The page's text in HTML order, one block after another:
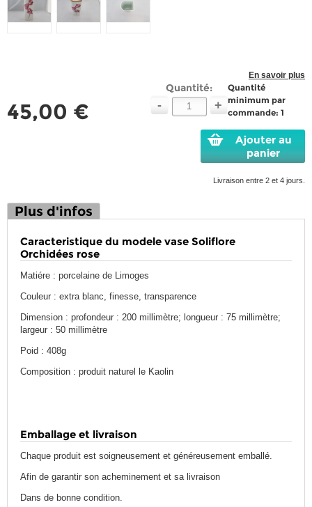
En savoir plus
45,00 €
Quantité:
- +
Quantité
minimum par
commande: 1
Ajouter au
panier
Livraison entre 2 et 4 jours.
Plus d'infos
Caracteristique du modele vase Soliflore
Orchidées rose
Matiére : porcelaine de Limoges
Couleur : extra blanc, finesse, transparence
Dimension : profondeur : 200 millimètre; longueur : 75 millimètre;
largeur : 50 millimètre
Poid : 408g
Composition : produit naturel le Kaolin
Emballage et livraison
Chaque produit est soigneusement et généreusement emballé.
Afin de garantir son acheminement et sa livraison
Dans de bonne condition.